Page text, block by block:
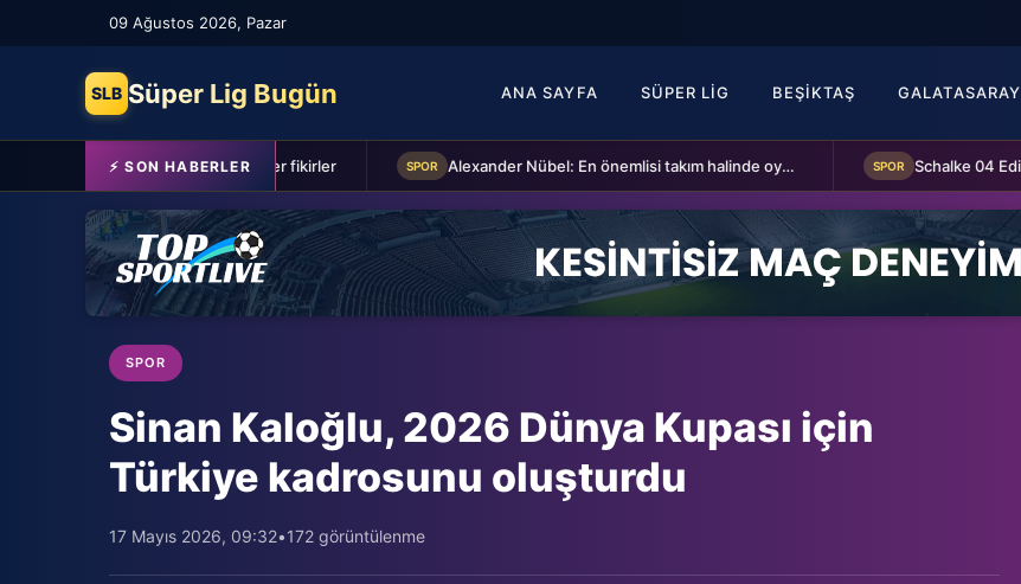
09 Ağustos 2026, Pazar
SLB Süper Lig Bugün ANA SAYFA SÜPER LIG BEŞIKTAŞ GALATASARAY
⚡ SON HABERLER
SPOR Ender fikirler SPOR Alexander Nübel: En önemlisi takım halinde oynamak
SPOR
Sinan Kaloğlu, 2026 Dünya Kupası için
Türkiye kadrosunu oluşturdu
17 Mayıs 2026, 09:32•172 görüntülenme